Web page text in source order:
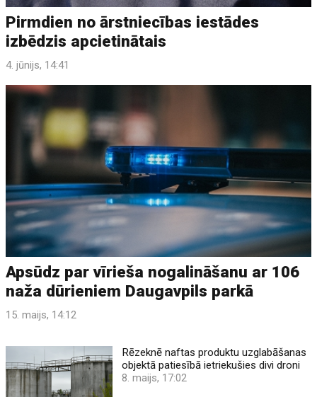
Pirmdien no ārstniecības iestādes
izbēdzis apcietinātais
4. jūnijs, 14:41
Apsūdz par vīrieša nogalināšanu ar 106
naža dūrieniem Daugavpils parkā
15. maijs, 14:12
Rēzeknē naftas produktu uzglabāšanas
objektā patiesībā ietriekušies divi droni
8. maijs, 17:02